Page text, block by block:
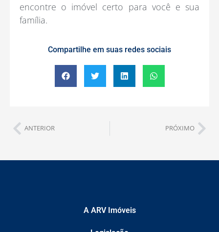
encontre o imóvel certo para você e sua
família.
Compartilhe em suas redes sociais
ANTERIOR PRÓXIMO
A ARV Imóveis